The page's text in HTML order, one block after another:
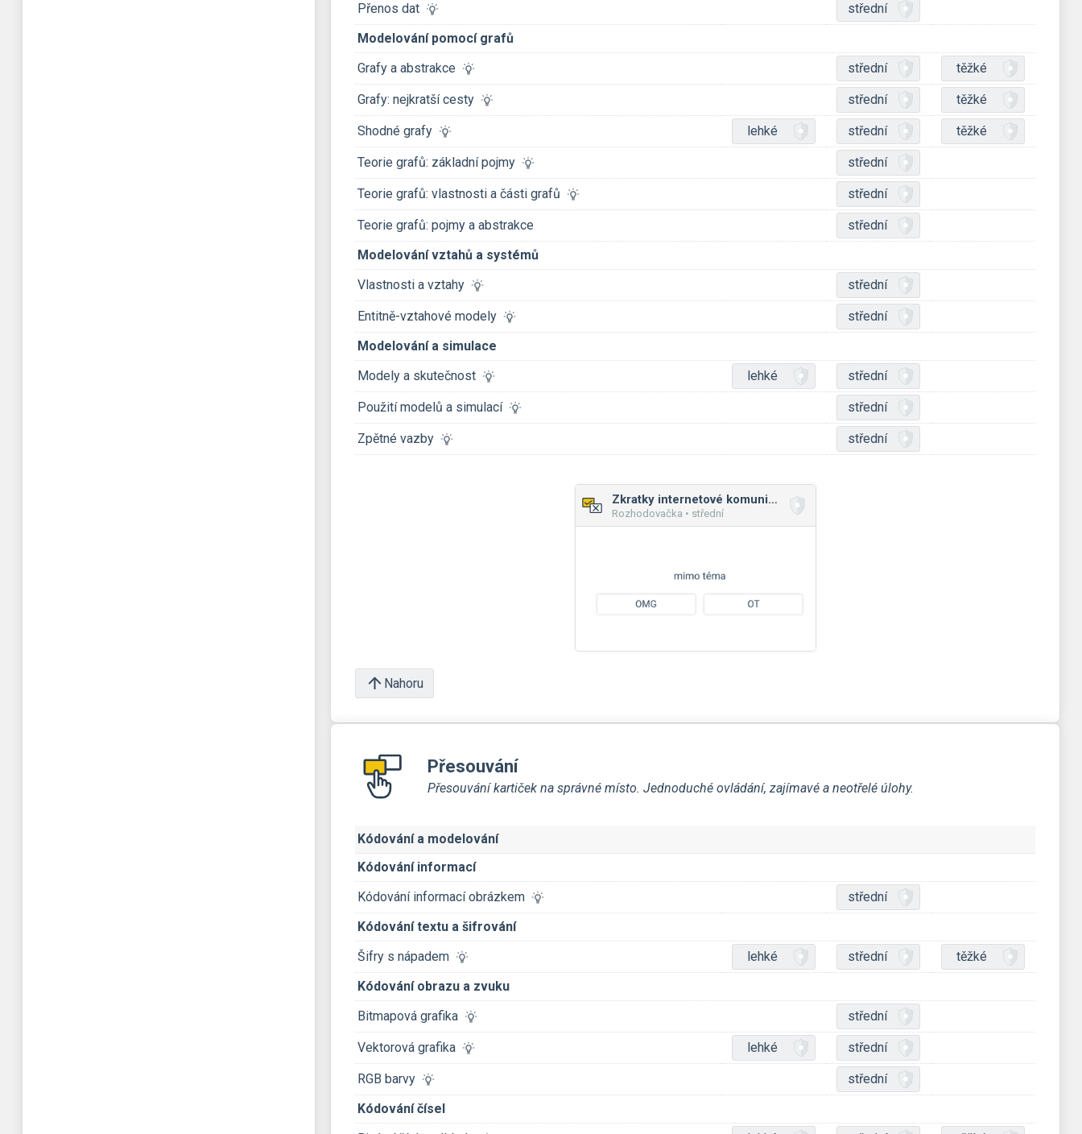
Přenos dat
střední
Modelování pomocí grafů
Grafy a abstrakce
střední těžké
Grafy: nejkratší cesty střední těžké
Shodné grafy lehké střední těžké
Teorie grafů: základní pojmy střední
Teorie grafů: vlastnosti a části grafů střední
Teorie grafů: pojmy a abstrakce
střední
Modelování vztahů a systémů
Vlastnosti a vztahy
střední
Entitně-vztahové modely
střední
Modelování a simulace
Modely a skutečnost
lehké střední
Použití modelů a simulací střední
Zpětné vazby střední
Zkratky internetové komunikace
Rozhodovačka • střední
Nahoru
Přesouvání
Přesouvání kartiček na správné místo. Jednoduché ovládání, zajímavé a neotřelé úlohy.
Kódování a modelování
Kódování informací
Kódování informací obrázkem
střední
Kódování textu a šifrování
Šifry s nápadem
lehké střední
těžké
Kódování obrazu a zvuku
Bitmapová grafika
střední
Vektorová grafika lehké střední
RGB barvy
střední
Kódování čísel